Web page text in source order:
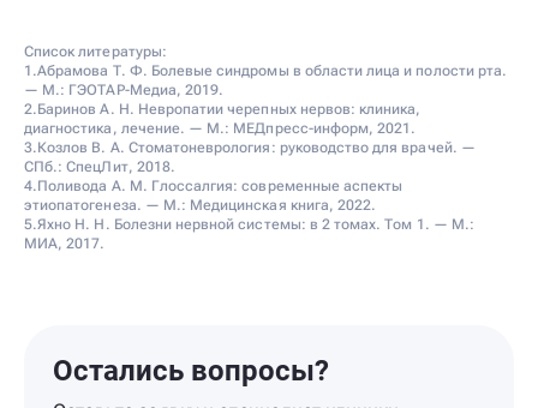
Список литературы:
1.Абрамова Т. Ф. Болевые синдромы в области лица и полости рта.
— М.: ГЭОТАР-Медиа, 2019.
2.Баринов А. Н. Невропатии черепных нервов: клиника,
диагностика, лечение. — М.: МЕДпресс-информ, 2021.
3.Козлов В. А. Стоматоневрология: руководство для врачей. —
СПб.: СпецЛит, 2018.
4.Поливода А. М. Глоссалгия: современные аспекты
этиопатогенеза. — М.: Медицинская книга, 2022.
5.Яхно Н. Н. Болезни нервной системы: в 2 томах. Том 1. — М.:
МИА, 2017.
Остались вопросы?